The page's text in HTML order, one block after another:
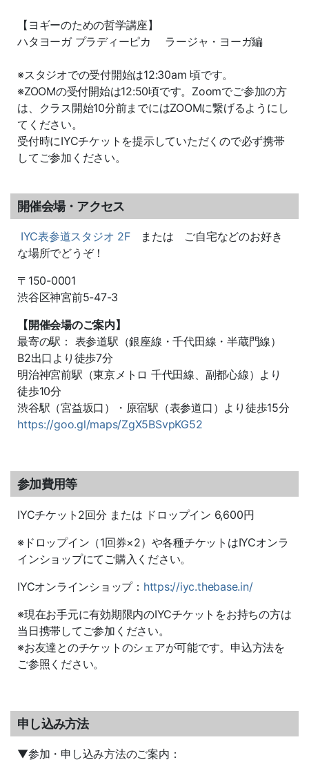
【ヨギーのための哲学講座】
ハタヨーガ プラディーピカ ラージャ・ヨーガ編
※スタジオでの受付開始は12:30am 頃です。
※ZOOMの受付開始は12:50頃です。Zoomでご参加の方
は、クラス開始10分前までにはZOOMに繋げるようにし
てください。
受付時にIYCチケットを提示していただくので必ず携帯
してご参加ください。
開催会場・アクセス
IYC表参道スタジオ 2Fまたは ご自宅などのお好き
な場所でどうぞ！
〒150-0001
渋谷区神宮前5-47-3
【開催会場のご案内】
最寄の駅： 表参道駅（銀座線・千代田線・半蔵門線）
B2出口より徒歩7分
明治神宮前駅（東京メトロ 千代田線、副都心線）より
徒歩10分
渋谷駅（宮益坂口）・原宿駅（表参道口）より徒歩15分
https://goo.gl/maps/ZgX5BSvpKG52
参加費用等
IYCチケット2回分 または ドロップイン 6,600円
※ドロップイン（1回券×2）や各種チケットはIYCオンラ
インショップにてご購入ください。
IYCオンラインショップ： https://iyc.thebase.in/
※現在お手元に有効期限内のIYCチケットをお持ちの方は
当日携帯してご参加ください。
※お友達とのチケットのシェアが可能です。申込方法を
ご参照ください。
申し込み方法
▼参加・申し込み方法のご案内：